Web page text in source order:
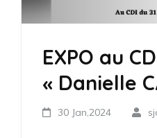
EXPO au
« Danielle
30 Jan,2024